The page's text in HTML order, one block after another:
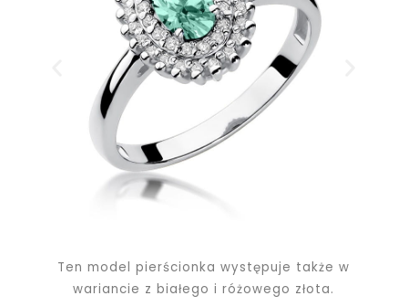
Ten model pierścionka występuje także w
wariancie z białego i różowego złota.